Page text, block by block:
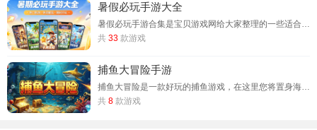
暑假必玩手游大全
暑假必玩手游合集是宝贝游戏网给大家整理的一些适合暑假游玩的手游推荐，涵盖不同类型和风格，供你在假期中放松娱乐，这些手游各具特色，适合不同类型的玩家。在这个暑假，无论你是想要体验冒险、策略、竞技还是休闲，都可以找到合适的游戏来陪伴你度过美好的时光。玩得开心！
共 33 款游戏
捕鱼大冒险手游
捕鱼大冒险是一款好玩的捕鱼游戏，在这里您将置身海底世界，感受真实逼真的BOSS、丰富多彩的鱼种、刺激的深海冒险，体验极致的捕鱼乐趣！游戏玩法丰富，你可以解锁神秘鱼种，结合场景互动和事件玩法给你带来完美的沉浸式捕鱼体验。还有高能神秘炮台和超高爆率，万倍金币放肆爆，让您轻松秒杀全场，万炮倍率无限爆金，享受金币爆屏的持续快感。还有超多玩法等你探索，快来下载游戏感受万炮齐发爆金不停的劲爽乐趣吧！
共 8 款游戏